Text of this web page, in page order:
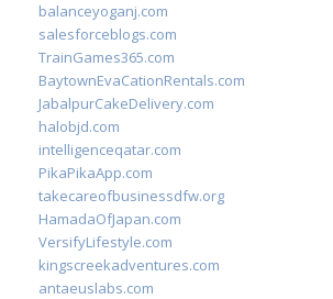
balanceyoganj.com
salesforceblogs.com
TrainGames365.com
BaytownEvaCationRentals.com
JabalpurCakeDelivery.com
halobjd.com
intelligenceqatar.com
PikaPikaApp.com
takecareofbusinessdfw.org
HamadaOfJapan.com
VersifyLifestyle.com
kingscreekadventures.com
antaeuslabs.com